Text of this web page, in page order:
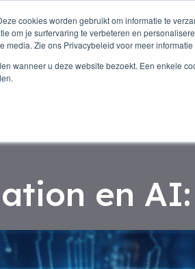
cookies worden gebruikt om informatie te
om je surfervaring te verbeteren en
media. Zie ons Privacybeleid voor meer
wanneer u deze website bezoekt. Een enkele
Werkwijze
en